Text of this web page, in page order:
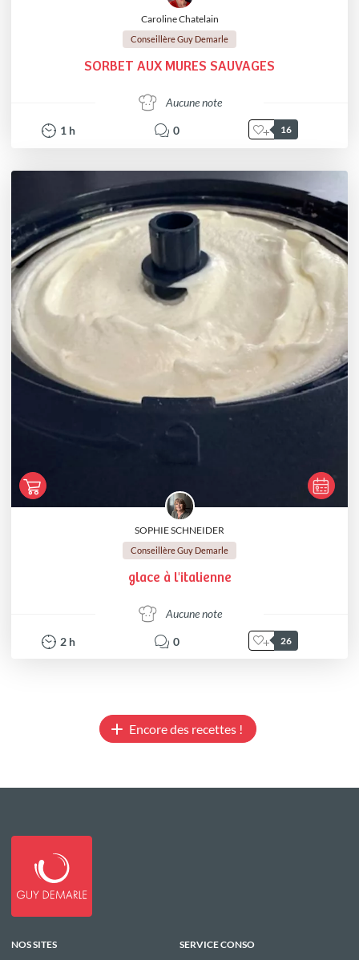
Caroline Chatelain
Conseillère Guy Demarle
SORBET AUX MURES SAUVAGES
Aucune note
1 h 0 16
SOPHIE SCHNEIDER
Conseillère Guy Demarle
glace à l'italienne
Aucune note
2 h 0 26
Encore des recettes !
NOS SITES SERVICE CONSO